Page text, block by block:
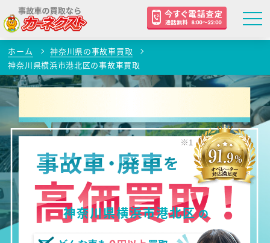
ホーム
神奈川県の事故車買取
神奈川県横浜市港北区の事故車買取
神奈川県横浜市港北区の